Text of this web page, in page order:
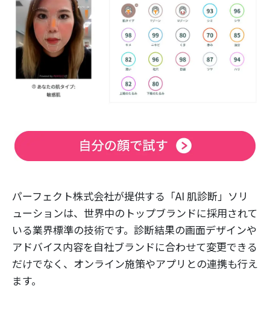
パーフェクト株式会社が提供する「AI 肌診断」ソリ
ューションは、世界中のトップブランドに採用されて
いる業界標準の技術です。診断結果の画面デザインや
アドバイス内容を自社ブランドに合わせて変更できる
だけでなく、オンライン施策やアプリとの連携も行え
ます。